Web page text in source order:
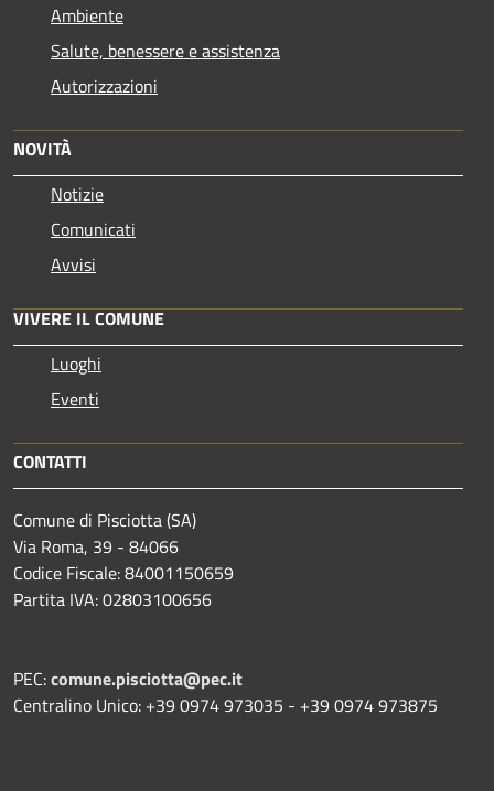
Ambiente
Salute, benessere e assistenza
Autorizzazioni
NOVITÀ
Notizie
Comunicati
Avvisi
VIVERE IL COMUNE
Luoghi
Eventi
CONTATTI
Comune di Pisciotta (SA)
Via Roma, 39 - 84066
Codice Fiscale: 84001150659
Partita IVA: 02803100656
PEC:comune.pisciotta@pec.it
Centralino Unico: +39 0974 973035 - +39 0974 973875